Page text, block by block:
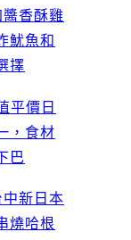
醬香酥雞
魷魚和
擇
平價日
，食材
巴
中新日本
燒哈根